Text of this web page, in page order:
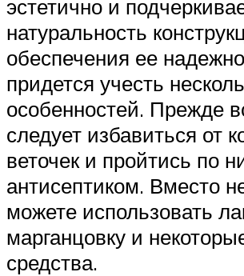
эстетично и
натуральность
обеспечения ее
придется учесть
особенностей. Прежде
следует избавиться от
веточек и пройтись по
антисептиком. Вместо
можете использовать
марганцовку и
средства.